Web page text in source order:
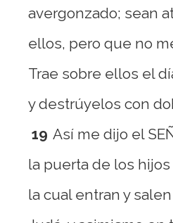
avergonzado; sean
ellos, pero que no
Trae sobre ellos el
y destrúyelos con
19 Así me dijo el
la puerta de los
la cual entran y